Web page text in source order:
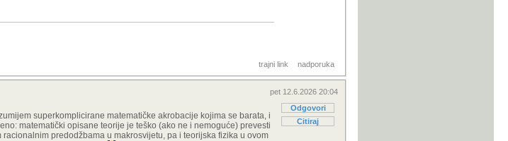
trajni link nadporuka
pet 12.6.2026 20:04
Odgovori
Citiraj
superkomplicirane matematičke akrobacije kojima se barata, i
matematički opisane teorije je teško (ako ne i nemoguće) prevesti
predodžbama u makrosvijetu, pa i teorijska fizika u ovom